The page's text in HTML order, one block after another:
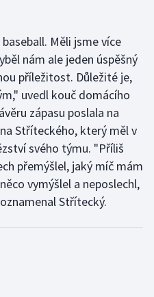
Měli jsme více
nám ale jeden úspěšný
příležitost. Důležité je,
uvedl kouč domácího
zápasu poslala na
Stříteckého, který měl v
svého týmu. "Příliš
přemýšlel, jaký míč mám
vymýšlel a neposlechl,
Střítecký.